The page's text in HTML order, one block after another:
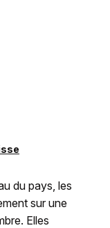
du pays, les
sur une
Elles